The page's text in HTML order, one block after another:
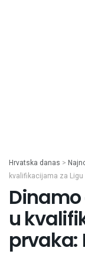
Hrvatska danas >
kvalifikacijama za
u
prvaka: